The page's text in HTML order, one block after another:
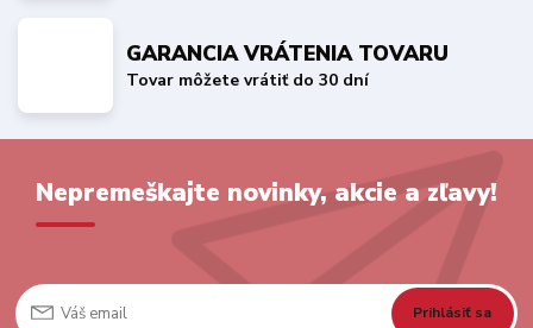
GARANCIA VRÁTENIA TOVARU
Tovar môžete vrátiť do 30 dní
Nepremeškajte novinky, akcie a zľavy!
Prihlásiť sa